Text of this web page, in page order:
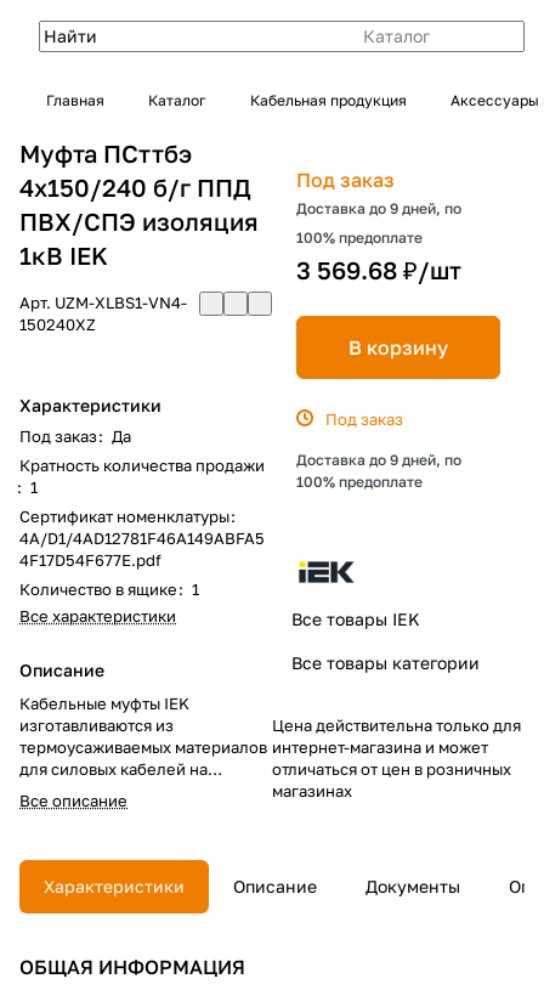
Каталог
Главная Каталог Кабельная продукция Аксессуары
Муфта ПСттбэ
4х150/240 б/г ППД
ПВХ/СПЭ изоляция
1кВ IEK
Арт. UZM-XLBS1-VN4-
150240XZ
Характеристики
Под заказ: Да
Кратность количества продажи
: 1
Сертификат номенклатуры:
4A/D1/4AD12781F46A149ABFA5
4F17D54F677E.pdf
Количество в ящике: 1
Все характеристики
Описание
Кабельные муфты IEK
изготавливаются из
термоусаживаемых материалов
для силовых кабелей на
напряжение до 1 кВ с
различными типами защитного
широкого диапазона сечений
токопроводящих жил.
внутренней и наружной
Все описание
Под заказ
Доставка до 9 дней, по
100% предоплате
3 569.68 ₽/шт
В корзину
Под заказ
Доставка до 9 дней, по
100% предоплате
Все товары IEK
Все товары категории
Цена действительна только для
интернет-магазина и может
отличаться от цен в розничных
магазинах
Характеристики Описание Документы
ОБЩАЯ ИНФОРМАЦИЯ